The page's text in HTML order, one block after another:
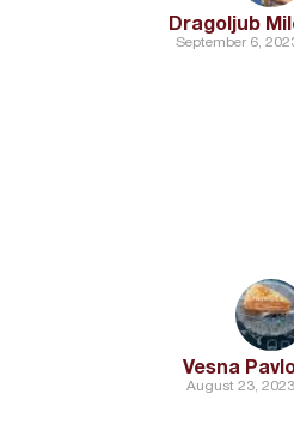
Dragoljub
September 6,
Vesna
August 23,